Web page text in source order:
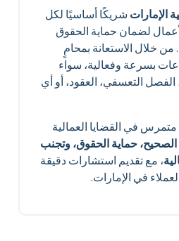
شريكًا أساسيًا لكل
لضمان حماية الحقوق
خلال الاستعانة بمحامٍ
بسرعة وفعالية، سواء
التعسفي، العقود، أو أي
في القضايا العمالية
الصحيح، حماية الحقوق، وتجنب
، مع تقديم استشارات دقيقة
في الإمارات.